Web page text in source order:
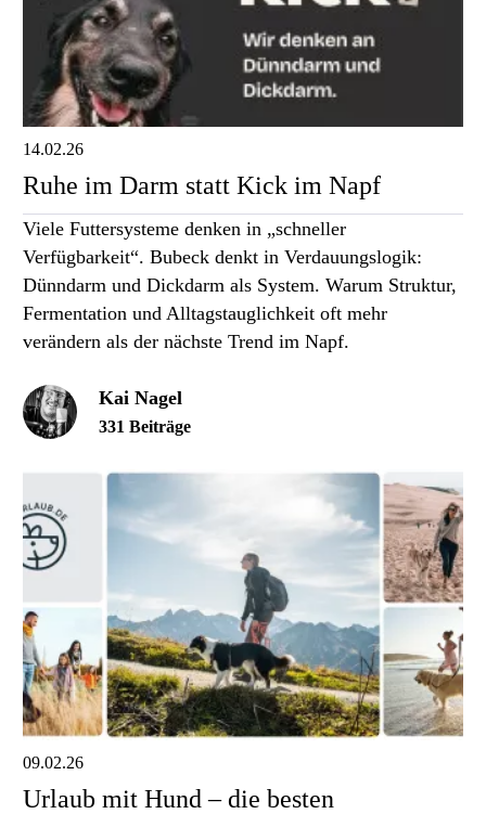
14.02.26
Ruhe im Darm statt Kick im Napf
Viele Futtersysteme denken in „schneller
Verfügbarkeit“. Bubeck denkt in Verdauungslogik:
Dünndarm und Dickdarm als System. Warum Struktur,
Fermentation und Alltagstauglichkeit oft mehr
verändern als der nächste Trend im Napf.
Kai Nagel
331 Beiträge
09.02.26
Urlaub mit Hund – die besten